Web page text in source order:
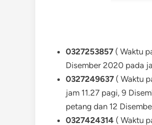
0327253857 ( Waktu
Disember 2020 pada
0327249637 ( Waktu
jam 11.27 pagi, 9
petang dan 12
0327424314 ( Waktu